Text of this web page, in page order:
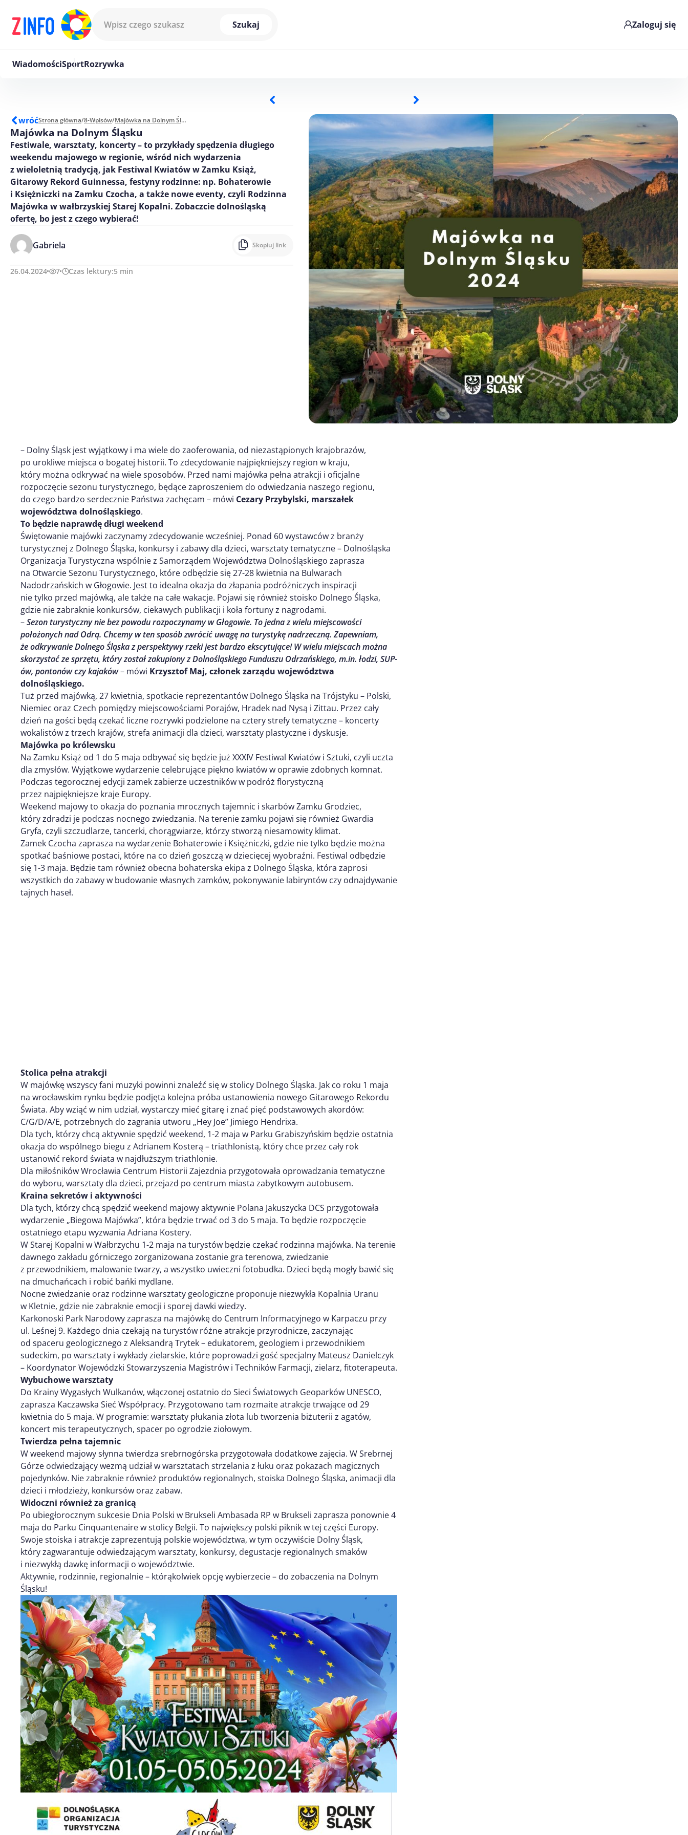
Szukaj
Zaloguj się
WiadomościSportRozrywka
wróćStrona główna/8-Wpisów/ Majówka na Dolnym Śląsku
Majówka na Dolnym Śląsku
Festiwale, warsztaty, koncerty – to przykłady spędzenia długiego
weekendu majowego w regionie, wśród nich wydarzenia
z wieloletnią tradycją, jak Festiwal Kwiatów w Zamku Książ,
Gitarowy Rekord Guinnessa, festyny rodzinne: np. Bohaterowie
i Księżniczki na Zamku Czocha, a także nowe eventy, czyli Rodzinna
Majówka w wałbrzyskiej Starej Kopalni. Zobaczcie dolnośląską
ofertę, bo jest z czego wybierać!
Gabriela Skopiuj link
26.04.2024 7 Czas lektury:5 min
– Dolny Śląsk jest wyjątkowy i ma wiele do zaoferowania, od niezastąpionych krajobrazów,
po urokliwe miejsca o bogatej historii. To zdecydowanie najpiękniejszy region w kraju,
który można odkrywać na wiele sposobów. Przed nami majówka pełna atrakcji i oficjalne
rozpoczęcie sezonu turystycznego, będące zaproszeniem do odwiedzania naszego regionu,
do czego bardzo serdecznie Państwa zachęcam – mówi Cezary Przybylski, marszałek
województwa dolnośląskiego.
To będzie naprawdę długi weekend
Świętowanie majówki zaczynamy zdecydowanie wcześniej. Ponad 60 wystawców z branży
turystycznej z Dolnego Śląska, konkursy i zabawy dla dzieci, warsztaty tematyczne – Dolnośląska
Organizacja Turystyczna wspólnie z Samorządem Województwa Dolnośląskiego zaprasza
na Otwarcie Sezonu Turystycznego, które odbędzie się 27-28 kwietnia na Bulwarach
Nadodrzańskich w Głogowie. Jest to idealna okazja do złapania podróżniczych inspiracji
nie tylko przed majówką, ale także na całe wakacje. Pojawi się również stoisko Dolnego Śląska,
gdzie nie zabraknie konkursów, ciekawych publikacji i koła fortuny z nagrodami.
–Sezon turystyczny nie bez powodu rozpoczynamy w Głogowie. To jedna z wielu miejscowości
położonych nad Odrą. Chcemy w ten sposób zwrócić uwagę na turystykę nadrzeczną. Zapewniam,
że odkrywanie Dolnego Śląska z perspektywy rzeki jest bardzo ekscytujące! W wielu miejscach można
skorzystać ze sprzętu, który został zakupiony z Dolnośląskiego Funduszu Odrzańskiego, m.in. łodzi, SUP-
ów, pontonów czy kajaków– mówi Krzysztof Maj, członek zarządu województwa
dolnośląskiego.
Tuż przed majówką, 27 kwietnia, spotkacie reprezentantów Dolnego Śląska na Trójstyku – Polski,
Niemiec oraz Czech pomiędzy miejscowościami Porajów, Hradek nad Nysą i Zittau. Przez cały
dzień na gości będą czekać liczne rozrywki podzielone na cztery strefy tematyczne – koncerty
wokalistów z trzech krajów, strefa animacji dla dzieci, warsztaty plastyczne i dyskusje.
Majówka po królewsku
Na Zamku Książ od 1 do 5 maja odbywać się będzie już XXXIV Festiwal Kwiatów i Sztuki, czyli uczta
dla zmysłów. Wyjątkowe wydarzenie celebrujące piękno kwiatów w oprawie zdobnych komnat.
Podczas tegorocznej edycji zamek zabierze uczestników w podróż florystyczną
przez najpiękniejsze kraje Europy.
Weekend majowy to okazja do poznania mrocznych tajemnic i skarbów Zamku Grodziec,
który zdradzi je podczas nocnego zwiedzania. Na terenie zamku pojawi się również Gwardia
Gryfa, czyli szczudlarze, tancerki, chorągwiarze, którzy stworzą niesamowity klimat.
Zamek Czocha zaprasza na wydarzenie Bohaterowie i Księżniczki, gdzie nie tylko będzie można
spotkać baśniowe postaci, które na co dzień goszczą w dziecięcej wyobraźni. Festiwal odbędzie
się 1-3 maja. Będzie tam również obecna bohaterska ekipa z Dolnego Śląska, która zaprosi
wszystkich do zabawy w budowanie własnych zamków, pokonywanie labiryntów czy odnajdywanie
tajnych haseł.
Stolica pełna atrakcji
W majówkę wszyscy fani muzyki powinni znaleźć się w stolicy Dolnego Śląska. Jak co roku 1 maja
na wrocławskim rynku będzie podjęta kolejna próba ustanowienia nowego Gitarowego Rekordu
Świata. Aby wziąć w nim udział, wystarczy mieć gitarę i znać pięć podstawowych akordów:
C/G/D/A/E, potrzebnych do zagrania utworu „Hey Joe” Jimiego Hendrixa.
Dla tych, którzy chcą aktywnie spędzić weekend, 1-2 maja w Parku Grabiszyńskim będzie ostatnia
okazja do wspólnego biegu z Adrianem Kosterą – triathlonistą, który chce przez cały rok
ustanowić rekord świata w najdłuższym triathlonie.
Dla miłośników Wrocławia Centrum Historii Zajezdnia przygotowała oprowadzania tematyczne
do wyboru, warsztaty dla dzieci, przejazd po centrum miasta zabytkowym autobusem.
Kraina sekretów i aktywności
Dla tych, którzy chcą spędzić weekend majowy aktywnie Polana Jakuszycka DCS przygotowała
wydarzenie „Biegowa Majówka”, która będzie trwać od 3 do 5 maja. To będzie rozpoczęcie
ostatniego etapu wyzwania Adriana Kostery.
W Starej Kopalni w Wałbrzychu 1-2 maja na turystów będzie czekać rodzinna majówka. Na terenie
dawnego zakładu górniczego zorganizowana zostanie gra terenowa, zwiedzanie
z przewodnikiem, malowanie twarzy, a wszystko uwieczni fotobudka. Dzieci będą mogły bawić się
na dmuchańcach i robić bańki mydlane.
Nocne zwiedzanie oraz rodzinne warsztaty geologiczne proponuje niezwykła Kopalnia Uranu
w Kletnie, gdzie nie zabraknie emocji i sporej dawki wiedzy.
Karkonoski Park Narodowy zaprasza na majówkę do Centrum Informacyjnego w Karpaczu przy
ul. Leśnej 9. Każdego dnia czekają na turystów różne atrakcje przyrodnicze, zaczynając
od spaceru geologicznego z Aleksandrą Trytek – edukatorem, geologiem i przewodnikiem
sudeckim, po warsztaty i wykłady zielarskie, które poprowadzi gość specjalny Mateusz Danielczyk
– Koordynator Wojewódzki Stowarzyszenia Magistrów i Techników Farmacji, zielarz, fitoterapeuta.
Wybuchowe warsztaty
Do Krainy Wygasłych Wulkanów, włączonej ostatnio do Sieci Światowych Geoparków UNESCO,
zaprasza Kaczawska Sieć Współpracy. Przygotowano tam rozmaite atrakcje trwające od 29
kwietnia do 5 maja. W programie: warsztaty płukania złota lub tworzenia biżuterii z agatów,
koncert mis terapeutycznych, spacer po ogrodzie ziołowym.
Twierdza pełna tajemnic
W weekend majowy słynna twierdza srebrnogórska przygotowała dodatkowe zajęcia. W Srebrnej
Górze odwiedzający wezmą udział w warsztatach strzelania z łuku oraz pokazach magicznych
pojedynków. Nie zabraknie również produktów regionalnych, stoiska Dolnego Śląska, animacji dla
dzieci i młodzieży, konkursów oraz zabaw.
Widoczni również za granicą
Po ubiegłorocznym sukcesie Dnia Polski w Brukseli Ambasada RP w Brukseli zaprasza ponownie 4
maja do Parku Cinquantenaire w stolicy Belgii. To największy polski piknik w tej części Europy.
Swoje stoiska i atrakcje zaprezentują polskie województwa, w tym oczywiście Dolny Śląsk,
który zagwarantuje odwiedzającym warsztaty, konkursy, degustacje regionalnych smaków
i niezwykłą dawkę informacji o województwie.
Aktywnie, rodzinnie, regionalnie – którąkolwiek opcję wybierzecie – do zobaczenia na Dolnym
Śląsku!